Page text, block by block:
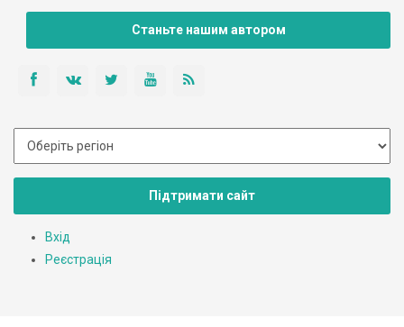
Станьте нашим автором
Підтримати сайт
Вхід
Реєстрація